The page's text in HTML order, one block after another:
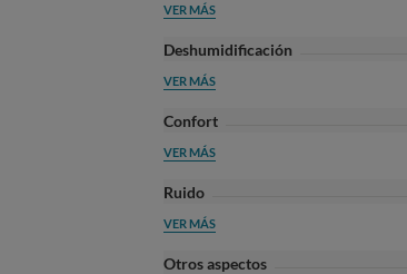
VER MÁS
Deshumidificación
VER MÁS
Confort
VER MÁS
Ruido
VER MÁS
Otros aspectos